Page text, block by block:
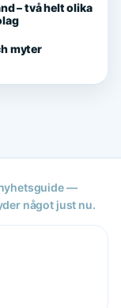
– två helt olika
myter
—
något just nu.